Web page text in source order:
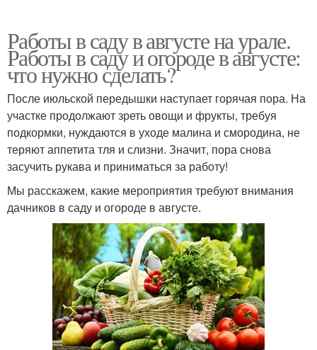
Работы в саду в августе на урале.
Работы в саду и огороде в августе:
что нужно сделать?
После июльской передышки наступает горячая пора. На
участке продолжают зреть овощи и фрукты, требуя
подкормки, нуждаются в уходе малина и смородина, не
теряют аппетита тля и слизни. Значит, пора снова
засучить рукава и приниматься за работу!
Мы расскажем, какие мероприятия требуют внимания
дачников в саду и огороде в августе.